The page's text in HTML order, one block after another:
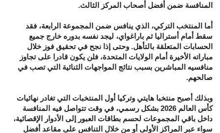
المنافسة ضمن أفضل أصحاب المركز الثالث.
أما المنتخب التركي، الذي ينافس ضمن المجموعة الرابعة، فقد
سقط أمام أستراليا ثم باراغواي، ليجد نفسه بدوره خارج جميع
الحسابات المتعلقة بالتأهل. وحتى إذا نجح في تحقيق فوز خلال
مباراته الأخيرة أمام الولايات المتحدة، فلن يكون قادرا على تجاوز
منافسيه المباشرين بسبب نتائج المواجهات الثنائية التي تصب في
صالحهم.
وبذلك أصبح منتخبا هايتي وتركيا أول المنتخبات التي تغادر نهائيات
كأس العالم 2026 بشكل رسمي، في وقت تتواصل فيه المنافسة
داخل باقي المجموعات لحسم بطاقات العبور إلى الأدوار الإقصائية،
سواء عبر المراكز الأولى أو من خلال التنافس على مقاعد أفضل